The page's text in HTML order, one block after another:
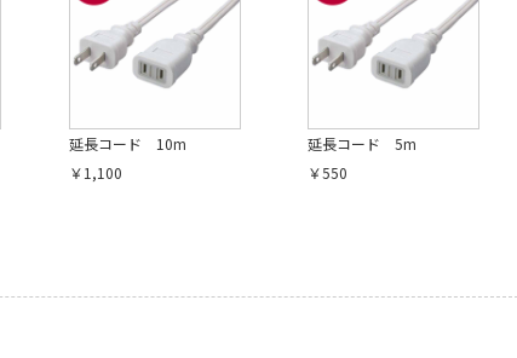
延長コード 10m
￥1,100
延長コード 5m
￥550